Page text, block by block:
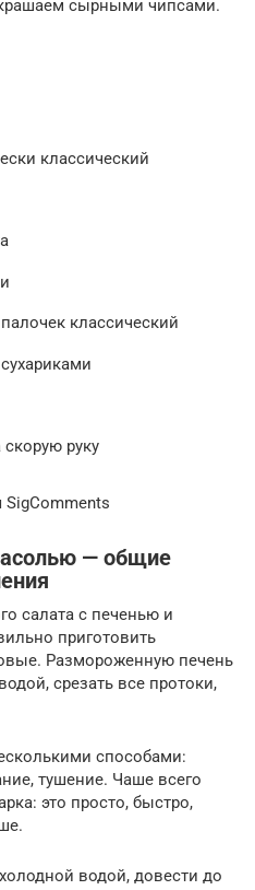
сырными чипсами.
классический
классический
руку
— общие
салата с печенью и
приготовить
Размороженную печень
срезать все протоки,
способами:
тушение. Чаше всего
это просто, быстро,
водой, довести до